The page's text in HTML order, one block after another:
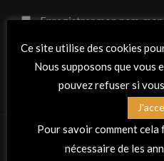
Enregistrer mon nom,
Ce site utilise des cookies
Nous supposons que vous
pouvez refuser si
Pour savoir comment
nécessaire de les